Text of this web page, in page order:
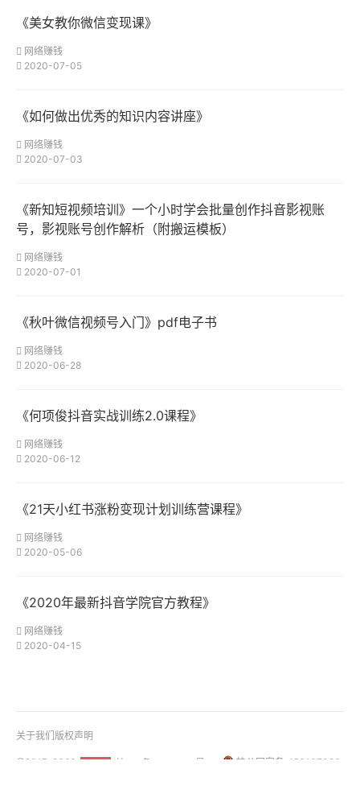
《美女教你微信变现课》
网络赚钱
2020-07-05
《如何做出优秀的知识内容讲座》
网络赚钱
2020-07-03
《新知短视频培训》一个小时学会批量创作抖音影视账
号，影视账号创作解析（附搬运模板）
网络赚钱
2020-07-01
《秋叶微信视频号入门》pdf电子书
网络赚钱
2020-06-28
《何项俊抖音实战训练2.0课程》
网络赚钱
2020-06-12
《21天小红书涨粉变现计划训练营课程》
网络赚钱
2020-05-06
《2020年最新抖音学院官方教程》
网络赚钱
2020-04-15
关于我们 版权声明
@2017-2026 桂ICP备18001158号-1
桂公网安备 450107020